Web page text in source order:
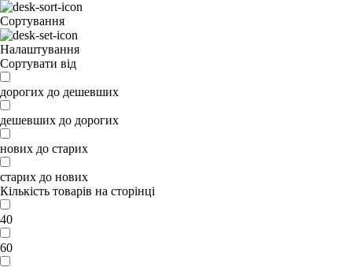
Сортування
Налаштування
Сортувати від
дорогих до дешевших
дешевших до дорогих
нових до старих
старих до нових
Кількість товарів на сторінці
40
60